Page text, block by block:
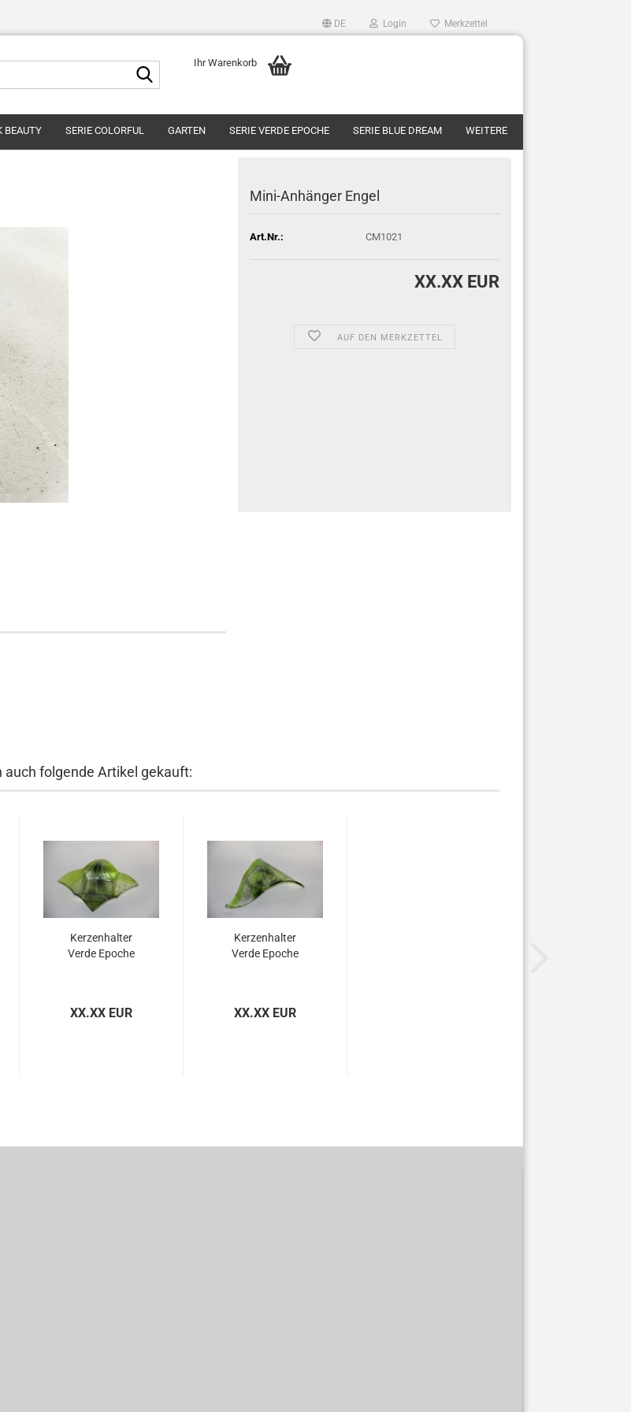
DE Login Merkzettel
Ihr Warenkorb
BEAUTY SERIE COLORFUL GARTEN SERIE VERDE EPOCHE SERIE BLUE DREAM WEITERE
Mini-Anhänger Engel
Art.Nr.: CM1021
XX.XX EUR
AUF DEN MERKZETTEL
folgende Artikel gekauft:
Kerzenhalter
Verde Epoche
XX.XX EUR
Kerzenhalter
Verde Epoche
XX.XX EUR